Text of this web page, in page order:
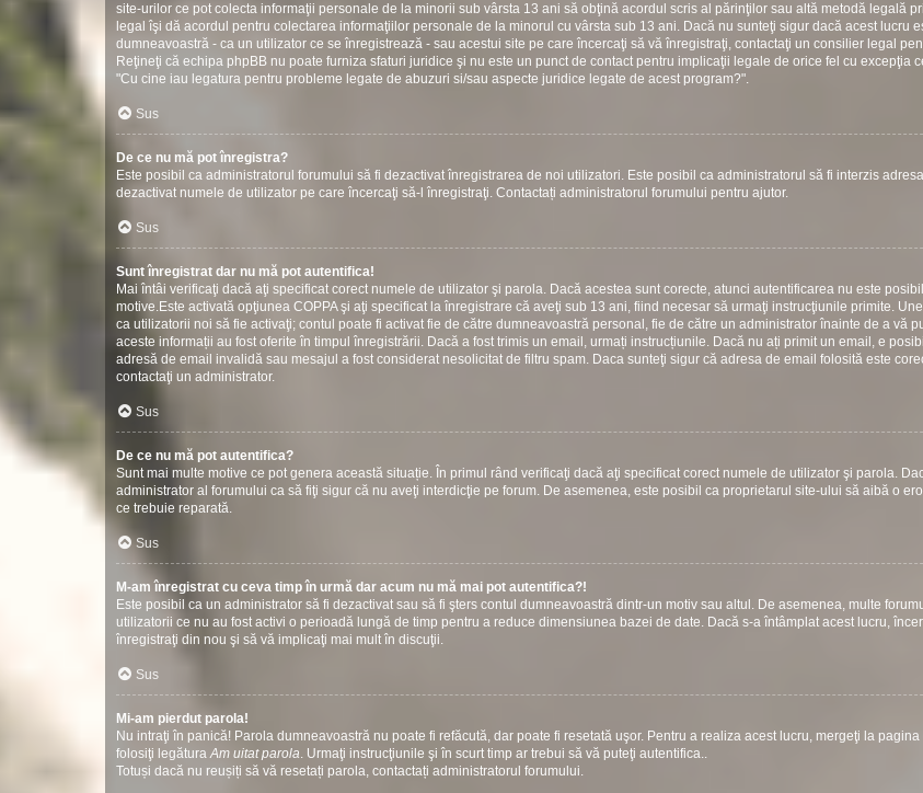
site-urilor ce pot colecta informaţii personale de la minorii sub vârsta 13 ani să obţină acordul scris al părinţilor sau altă metodă legală
legal îşi dă acordul pentru colectarea informaţiilor personale de la minorul cu vârsta sub 13 ani. Dacă nu sunteţi sigur dacă acest lucru
dumneavoastră - ca un utilizator ce se înregistrează - sau acestui site pe care încercaţi să vă înregistraţi, contactaţi un consilier legal
Reţineţi că echipa phpBB nu poate furniza sfaturi juridice şi nu este un punct de contact pentru implicaţii legale de orice fel cu excepţia
"Cu cine iau legatura pentru probleme legate de abuzuri si/sau aspecte juridice legate de acest program?".
Sus
De ce nu mă pot înregistra?
Este posibil ca administratorul forumului să fi dezactivat înregistrarea de noi utilizatori. Este posibil ca administratorul să fi interzis
dezactivat numele de utilizator pe care încercaţi să-l înregistraţi. Contactați administratorul forumului pentru ajutor.
Sus
Sunt înregistrat dar nu mă pot autentifica!
Mai întâi verificaţi dacă aţi specificat corect numele de utilizator şi parola. Dacă acestea sunt corecte, atunci autentificarea nu este
motive.Este activată opţiunea COPPA şi aţi specificat la înregistrare că aveţi sub 13 ani, fiind necesar să urmaţi instrucţiunile primite.
ca utilizatorii noi să fie activaţi; contul poate fi activat fie de către dumneavoastră personal, fie de către un administrator înainte de a vă
aceste informații au fost oferite în timpul înregistrării. Dacă a fost trimis un email, urmați instrucțiunile. Dacă nu ați primit un email, e
adresă de email invalidă sau mesajul a fost considerat nesolicitat de filtru spam. Daca sunteţi sigur că adresa de email folosită este
contactaţi un administrator.
Sus
De ce nu mă pot autentifica?
Sunt mai multe motive ce pot genera această situație. În primul rând verificaţi dacă aţi specificat corect numele de utilizator şi parola.
administrator al forumului ca să fiţi sigur că nu aveţi interdicţie pe forum. De asemenea, este posibil ca proprietarul site-ului să aibă o
ce trebuie reparată.
Sus
M-am înregistrat cu ceva timp în urmă dar acum nu mă mai pot autentifica?!
Este posibil ca un administrator să fi dezactivat sau să fi şters contul dumneavoastră dintr-un motiv sau altul. De asemenea, multe
utilizatorii ce nu au fost activi o perioadă lungă de timp pentru a reduce dimensiunea bazei de date. Dacă s-a întâmplat acest lucru,
înregistraţi din nou şi să vă implicaţi mai mult în discuţii.
Sus
Mi-am pierdut parola!
Nu intraţi în panică! Parola dumneavoastră nu poate fi refăcută, dar poate fi resetată uşor. Pentru a realiza acest lucru, mergeţi la
folosiţi legăturaAm uitat parola. Urmaţi instrucţiunile şi în scurt timp ar trebui să vă puteţi autentifica..
Totuși dacă nu reușiți să vă resetați parola, contactați administratorul forumului.